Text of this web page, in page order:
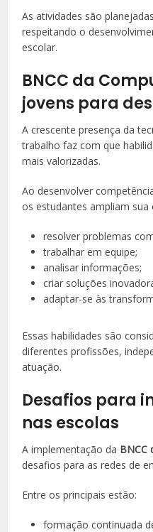
As atividades são
respeitando o
escolar.
BNCC da
jovens para
A crescente presença da
trabalho faz com que
mais valorizadas.
Ao desenvolver
os estudantes ampliam sua
resolver problemas
trabalhar em equipe;
analisar informações;
criar soluções
adaptar-se às
Essas habilidades são
diferentes profissões,
atuação.
Desafios para
nas escolas
A implementação da BNCC
desafios para as redes de
Entre os principais estão:
formação continuada